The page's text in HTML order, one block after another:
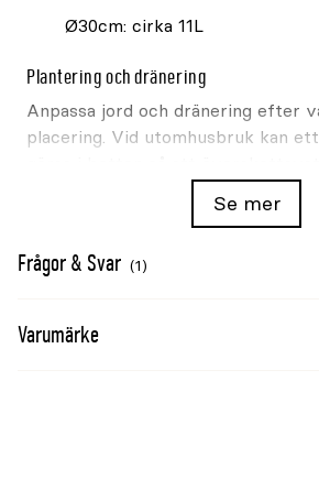
Ø30cm: cirka 11L
Plantering och dränering
Anpassa jord och dränering efter
placering. Vid utomhusbruk kan
bidra till en luftigare plantering.
fuktkänsligt underlag.
Se mer
Frågor & Svar (1)
Varumärke